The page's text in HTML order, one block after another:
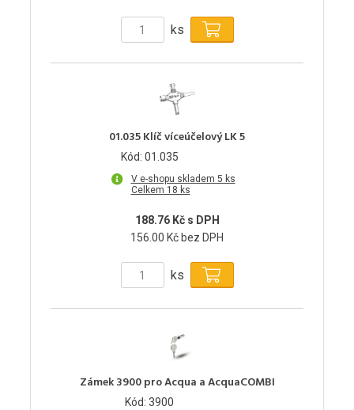
ks
01.035 Klíč víceúčelový LK 5
Kód: 01.035
V e-shopu skladem 5 ks
Celkem 18 ks
188.76 Kč s DPH
156.00 Kč bez DPH
ks
Zámek 3900 pro Acqua a AcquaCOMBI
Kód: 3900